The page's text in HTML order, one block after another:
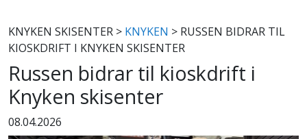
KNYKEN SKISENTER > KNYKEN > RUSSEN BIDRAR TIL
KIOSKDRIFT I KNYKEN SKISENTER
Russen bidrar til kioskdrift i
Knyken skisenter
08.04.2026